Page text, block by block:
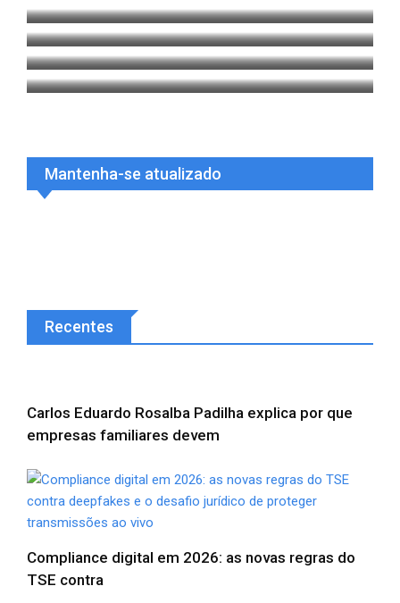
sobrevivência corporativa
Global agrícola, Loveland fortalece
operações no MS
Com crédito caro no Brasil,
estabilidade do dólar cria janela de
Mantenha-se atualizado
Recentes
Carlos Eduardo Rosalba Padilha explica por que
empresas familiares devem
Compliance digital em 2026: as novas regras do
TSE contra